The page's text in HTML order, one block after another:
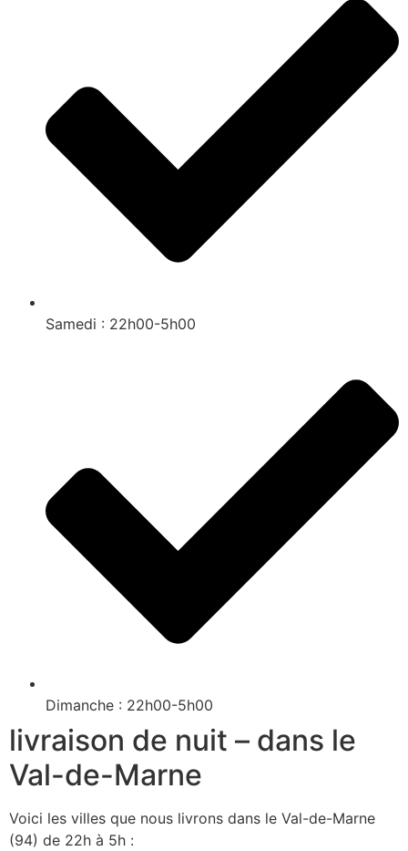
Samedi : 22h00-5h00
Dimanche : 22h00-5h00
livraison de nuit – dans le
Val-de-Marne
Voici les villes que nous livrons dans le Val-de-Marne
(94) de 22h à 5h :